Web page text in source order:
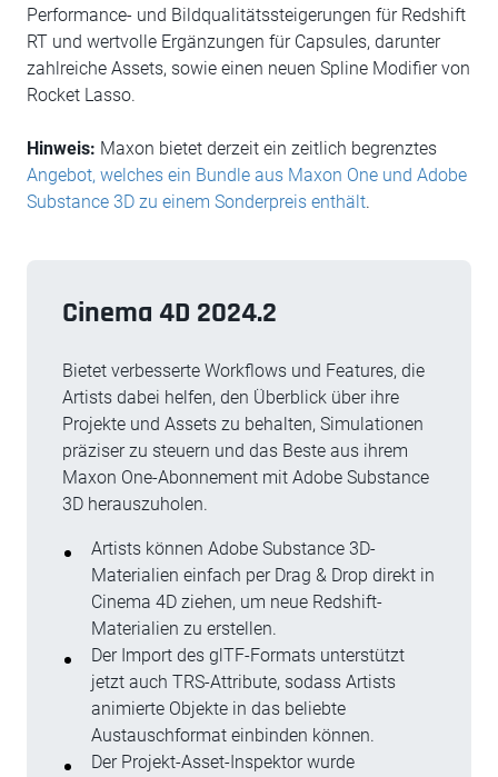
Performance- und Bildqualitätssteigerungen für Redshift
RT und wertvolle Ergänzungen für Capsules, darunter
zahlreiche Assets, sowie einen neuen Spline Modifier von
Rocket Lasso.
Hinweis: Maxon bietet derzeit ein zeitlich begrenztes
Angebot, welches ein Bundle aus Maxon One und Adobe
Substance 3D zu einem Sonderpreis enthält.
Cinema 4D 2024.2
Bietet verbesserte Workflows und Features, die
Artists dabei helfen, den Überblick über ihre
Projekte und Assets zu behalten, Simulationen
präziser zu steuern und das Beste aus ihrem
Maxon One-Abonnement mit Adobe Substance
3D herauszuholen.
Artists können Adobe Substance 3D-
Materialien einfach per Drag & Drop direkt in
Cinema 4D ziehen, um neue Redshift-
Materialien zu erstellen.
Der Import des glTF-Formats unterstützt
jetzt auch TRS-Attribute, sodass Artists
animierte Objekte in das beliebte
Austauschformat einbinden können.
Der Projekt-Asset-Inspektor wurde